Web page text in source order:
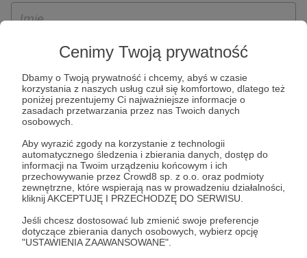
Cenimy Twoją prywatność
Dbamy o Twoją prywatność i chcemy, abyś w czasie
korzystania z naszych usług czuł się komfortowo, dlatego też
poniżej prezentujemy Ci najważniejsze informacje o
zasadach przetwarzania przez nas Twoich danych
osobowych.
Aby wyrazić zgody na korzystanie z technologii
automatycznego śledzenia i zbierania danych, dostęp do
informacji na Twoim urządzeniu końcowym i ich
przechowywanie przez Crowd8 sp. z o.o. oraz podmioty
zewnętrzne, które wspierają nas w prowadzeniu działalności,
kliknij AKCEPTUJĘ I PRZECHODZĘ DO SERWISU.
Jeśli chcesz dostosować lub zmienić swoje preferencje
dotyczące zbierania danych osobowych, wybierz opcję
"USTAWIENIA ZAAWANSOWANE".
Patronite.pl, w tym możliwości dokonywania oraz
otrzymywania wsparcia na naszej platformie oraz
ich przenoszenia, niepodlegania zautomatyzowanemu
wyrażenia sprzeciwu wobec przetwarzania Twoich danych
osobowych. Rejestracja dla osób niepełnoletnich możliwa
jest po przekazaniu podpisanego formularza "Zgodna na
założenie konta przez osobę niepełnoletnią", formularz
dostępny jest na stronie regulaminu Patronite.pl.
* Zapoznałem się i akceptujęRegulaminserwisu oraz